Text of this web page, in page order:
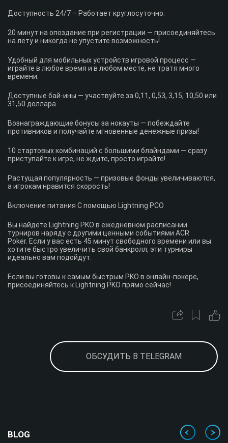
Доступность 24/7 – Работает круглосуточно.
20 минут на опоздание при регистрации — присоединяйтесь
на лету и никогда не упустите возможность!
Удобный для мобильных устройств игровой процесс —
играйте в любое время и в любом месте, не тратя много
времени.
Доступные бай-ины — участвуйте за 0,11, 0,53, 3,15, 10,50 или
31,50 доллара.
Вознаграждающие бонусы за нокауты — побеждайте
противников и получайте мгновенные денежные призы!
10 стартовых комбинаций с большими блайндами — сразу
приступайте к игре, не ждите, просто играйте!
Растущая популярность — призовые фонды увеличиваются,
а игрокам нравится скорость!
Включение питания С помощью Lightning PCO
Вы найдёте Lightning PKO в ежедневном расписании
турниров наряду с другими ценными событиями ACR
Poker. Если у вас есть 45 минут свободного времени или вы
хотите быстро увеличить свой банкролл, эти турниры
идеально вам подойдут.
Если вы готовы к самым быстрым PKO в онлайн-покере,
присоединяйтесь к Lightning PKO прямо сейчас!
ОБСУДИТЬ В TELEGRAM
BLOG